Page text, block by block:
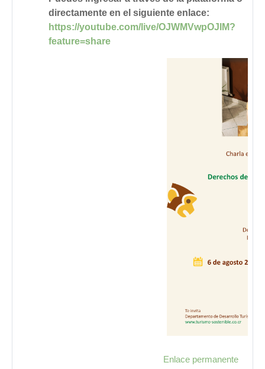
directamente en el siguiente enlace:
https://youtube.com/live/OJWMVwpOJIM?
feature=share
Enlace permanente